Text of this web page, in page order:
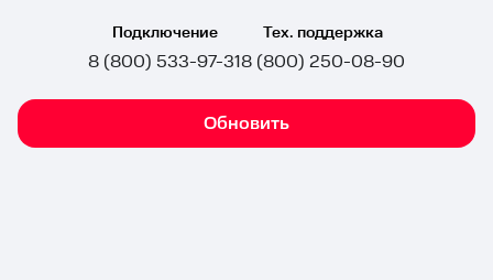
Подключение
8 (800) 533-97-31
Тех. поддержка
8 (800) 250-08-90
Обновить